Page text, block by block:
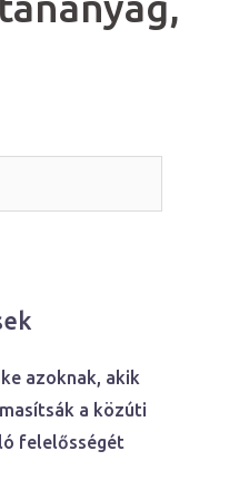
azoknak, akik
a közúti
felelősségét